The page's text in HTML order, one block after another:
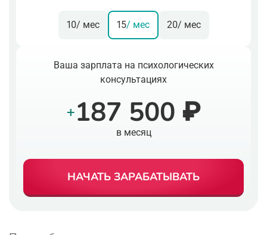
10/ мес 15/ мес 20/ мес
Ваша зарплата на психологических
консультациях
+187 500 ₽
в месяц
НАЧАТЬ ЗАРАБАТЫВАТЬ